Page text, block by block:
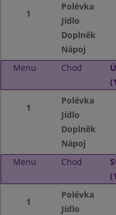
1
Polévka
Jídlo
Doplněk
Nápoj
Menu
Chod
1
Polévka
Jídlo
Doplněk
Nápoj
Menu
Chod
1
Polévka
Jídlo